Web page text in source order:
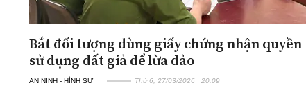
Bắt đối tượng dùng giấy chứng nhận quyền
sử dụng đất giả để lừa đảo
AN NINH - HÌNH SỰ Thứ 6, 27/03/2026 | 20:09